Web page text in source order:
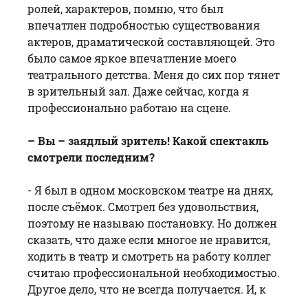
ролей, характеров, помню, что был
впечатлен подробностью существования
актеров, драматической составляющей. Это
было самое яркое впечатление моего
театрального детства. Меня до сих пор тянет
в зрительный зал. Даже сейчас, когда я
профессионально работаю на сцене.
– Вы – заядлый зритель! Какой спектакль
смотрели последним?
- Я был в одном московском театре на днях,
после съёмок. Смотрел без удовольствия,
поэтому не называю постановку. Но должен
сказать, что даже если многое не нравится,
ходить в театр и смотреть на работу коллег
считаю профессиональной необходимостью.
Другое дело, что не всегда получается. И, к